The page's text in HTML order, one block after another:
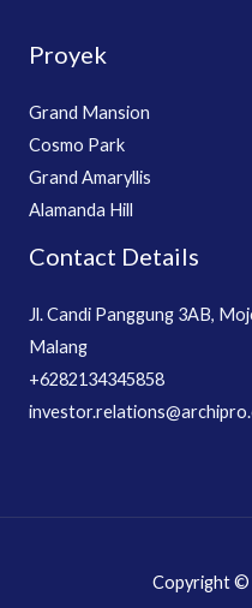
Proyek
Grand Mansion
Cosmo Park
Grand Amaryllis
Alamanda Hill
Contact Details
Jl. Candi Panggung 3AB,
Malang
+6282134345858
Copyright ©